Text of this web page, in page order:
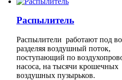
Pаспылитель
Распылители работают под
разделяя воздушный поток,
поступающий по
насоса, на тысячи крошечных
воздушных пузырьков.